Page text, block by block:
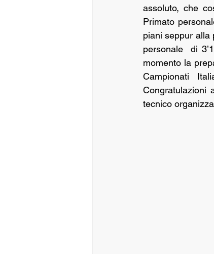
assoluto, che
Primato
piani seppur alla
personale  di
momento la
Campionati
tecnico